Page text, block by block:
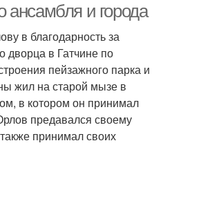
ансамбля и города
в благодарность за
дворца в Гатчине по
пейзажного парка и
жил на старой мызе в
в котором он принимал
предавался своему
принимал своих